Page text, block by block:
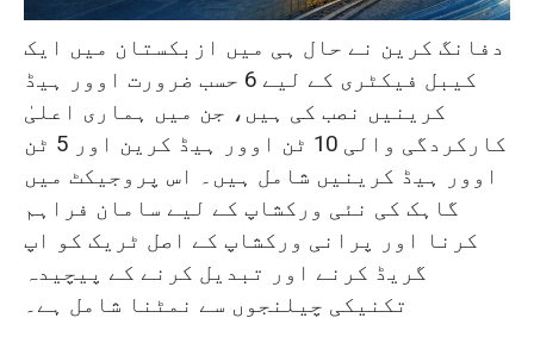
مستقبل کی شراکتوں کو محفوظ بنانا:
کسٹمر کی اطمینان کا حتمی عہد نامہ
دفانگ کرین نے حال ہی میں ازبکستان میں ایک
کیبل فیکٹری کے لیے 6 حسب ضرورت اوور ہیڈ
کرینیں نصب کی ہیں، جن میں ہماری اعلیٰ
کارکردگی والی 10 ٹن اوور ہیڈ کرین اور 5 ٹن
اوور ہیڈ کرینیں شامل ہیں۔ اس پروجیکٹ میں
گاہک کی نئی ورکشاپ کے لیے سامان فراہم
کرنا اور پرانی ورکشاپ کے اصل ٹریک کو اپ
گریڈ کرنے اور تبدیل کرنے کے پیچیدہ
تکنیکی چیلنجوں سے نمٹنا شامل ہے۔